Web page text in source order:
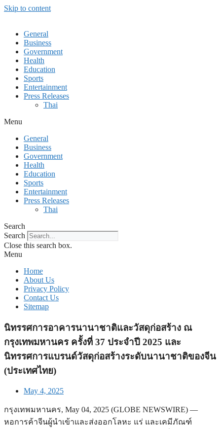
Skip to content
General
Business
Government
Health
Education
Sports
Entertainment
Press Releases
Thai
Menu
General
Business
Government
Health
Education
Sports
Entertainment
Press Releases
Thai
Search
Search
Close this search box.
Menu
Home
About Us
Privacy Policy
Contact Us
Sitemap
นิทรรศการอาคารนานาชาติและวัสดุก่อสร้าง ณ
กรุงเทพมหานคร ครั้งที่ 37 ประจำปี 2025 และ
นิทรรศการแบรนด์วัสดุก่อสร้างระดับนานาชาติของจีน
(ประเทศไทย)
May 4, 2025
กรุงเทพมหานคร, May 04, 2025 (GLOBE NEWSWIRE) —
หอการค้าจีนผู้นำเข้าและส่งออกโลหะ แร่ และเคมีภัณฑ์